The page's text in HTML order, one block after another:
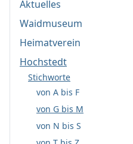
Aktuelles
Waidmuseum
Heimatverein
Hochstedt
Stichworte
von A bis F
von G bis M
von N bis S